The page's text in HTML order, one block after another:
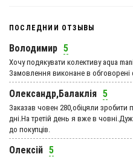
ПОСЛЕДНИИ ОТЗЫВЫ
Володимир 5
Хочу подякувати колективу aqua
Замовлення виконане в
Олександр,Балаклія 5
Заказав човен 280,обіцяли
дні.На третій день я вже в
до покупців.
Олексій 5